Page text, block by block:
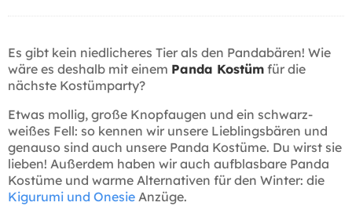
Es gibt kein niedlicheres Tier als den Pandabären! Wie
wäre es deshalb mit einem Panda Kostüm für die
nächste Kostümparty?
Etwas mollig, große Knopfaugen und ein schwarz-
weißes Fell: so kennen wir unsere Lieblingsbären und
genauso sind auch unsere Panda Kostüme. Du wirst sie
lieben! Außerdem haben wir auch aufblasbare Panda
Kostüme und warme Alternativen für den Winter: die
Kigurumi und Onesie Anzüge.